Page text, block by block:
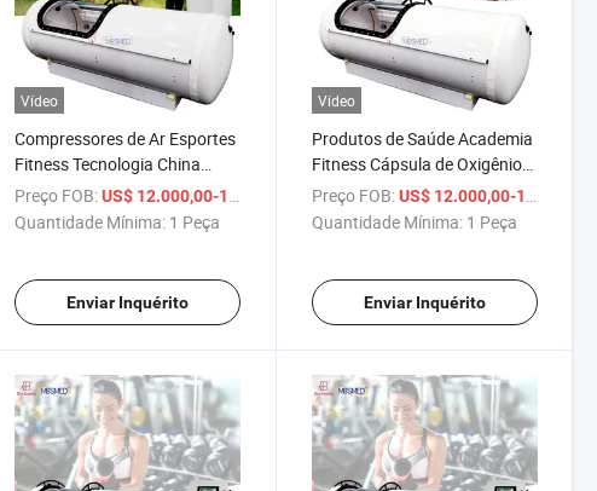
/ Peça
Vídeo
Compressores de Ar Esportes
Fitness Tecnologia China
Hbot 2.0ATA Concentrador de
Oxigênio câmara Hiperbárica
Preço FOB: US$ 12.000,00-12.800,00
/ Peça
Quantidade Mínima: 1 Peça
Enviar Inquérito
Vídeo
Produtos de Saúde Academia
Fitness Cápsula de Oxigênio
Hiperbárico à Venda
Máquinas Câmara de
Preço FOB: US$ 12.000,00-12.800,00
Quantidade Mínima: 1 Peça
Enviar Inquérito